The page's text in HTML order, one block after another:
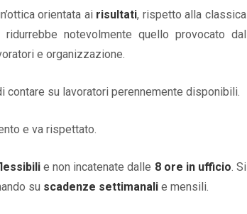
orientata ai risultati, rispetto alla classica
notevolmente quello provocato dal
e organizzazione.
contare su lavoratori perennemente disponibili.
e va rispettato.
e non incatenate dalle 8 ore in ufficio. Si
su scadenze settimanali e mensili.